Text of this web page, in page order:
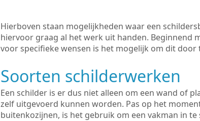
Hierboven staan mogelijkheden waar een
hiervoor graag al het werk uit handen. Beginnend
voor specifieke wensen is het mogelijk om dit door
Soorten schilderwerken
Een schilder is er dus niet alleen om een wand of
zelf uitgevoerd kunnen worden. Pas op het
buitenkozijnen, is het gebruik om een vakman in te